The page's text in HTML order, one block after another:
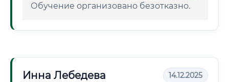
Обучение организовано безотказно.
Инна Лебедева 14.12.2025